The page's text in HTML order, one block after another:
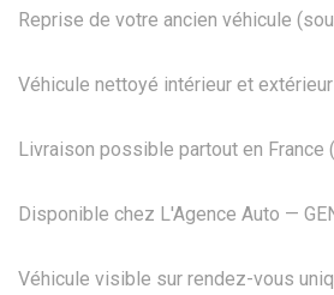
Reprise de votre ancien véhicule
Véhicule nettoyé intérieur et extérieur
Livraison possible partout en France
Disponible chez L'Agence Auto —
Véhicule visible sur rendez-vous